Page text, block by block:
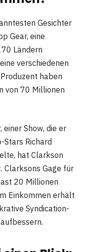
Gesichter
Gear, eine
Ländern
verschiedenen
haben
von 70 Millionen
einer Show, die er
Stars Richard
hat Clarkson
Clarksons Gage für
20 Millionen
Einkommen erhält
Syndication-